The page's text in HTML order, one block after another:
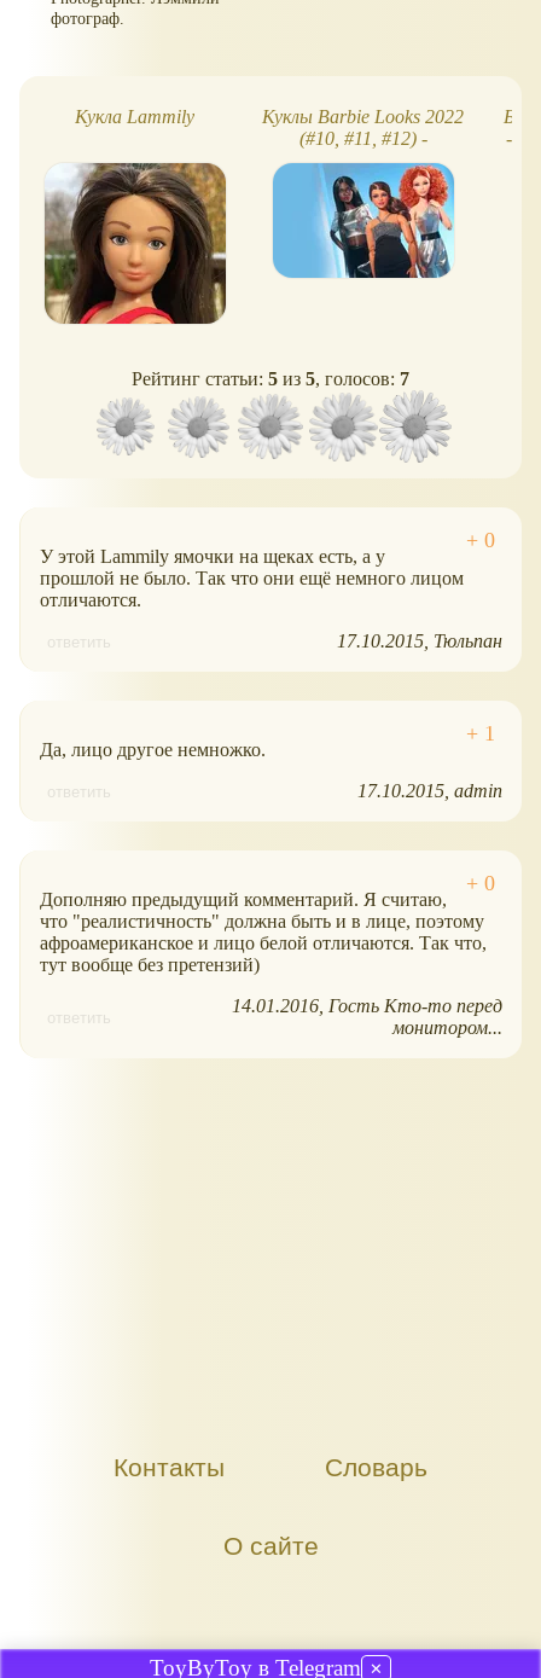
фотограф.
Кукла Lammily
Куклы Barbie Looks 2022
(#10, #11, #12) -
встречаем новеньких!
-
Рейтинг статьи: 5 из 5, голосов: 7
У этой Lammily ямочки на щеках есть, а у
прошлой не было. Так что они ещё немного лицом
отличаются.
ответить 17.10.2015 Тюльпан
Да, лицо другое немножко.
ответить 17.10.2015 admin
Дополняю предыдущий комментарий. Я считаю,
что "реалистичность" должна быть и в лице, поэтому
афроамериканское и лицо белой отличаются. Так что,
тут вообще без претензий)
ответить
14.01.2016 Гость Кто-то перед
монитором...
Контакты Словарь
О сайте
ToyByToy в Telegram ✕